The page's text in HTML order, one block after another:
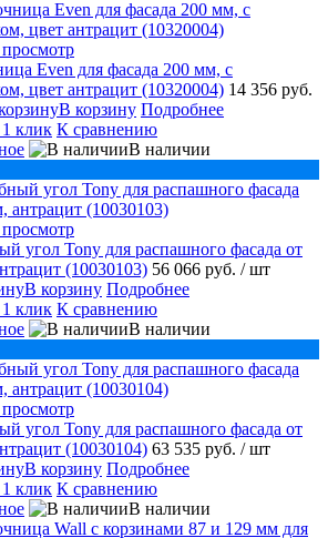
Even для фасада 200 мм, с
цвет антрацит (10320004) 14 356 руб.
В корзину Подробнее
клик К сравнению
В наличии
угол Tony для распашного фасада от
(10030103) 56 066 руб. / шт
В корзину Подробнее
клик К сравнению
В наличии
угол Tony для распашного фасада от
(10030104) 63 535 руб. / шт
В корзину Подробнее
клик К сравнению
В наличии